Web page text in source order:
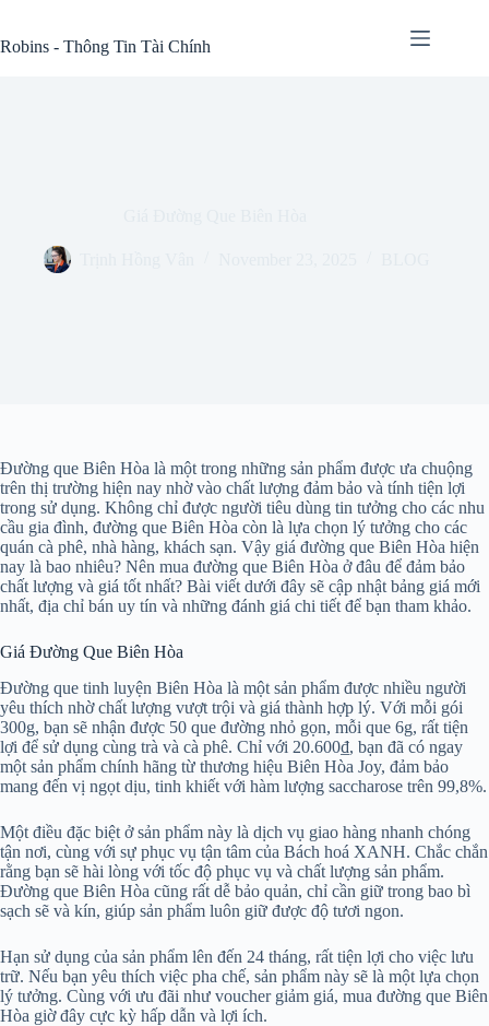
content
Robins - Thông Tin Tài Chính
Đường que Biên Hòa là một trong những sản phẩm được ưa chuộng
trên thị trường hiện nay nhờ vào chất lượng đảm bảo và tính tiện lợi
trong sử dụng. Không chỉ được người tiêu dùng tin tưởng cho các nhu
cầu gia đình, đường que Biên Hòa còn là lựa chọn lý tưởng cho các
quán cà phê, nhà hàng, khách sạn. Vậy giá đường que Biên Hòa hiện
nay là bao nhiêu? Nên mua đường que Biên Hòa ở đâu để đảm bảo
chất lượng và giá tốt nhất? Bài viết dưới đây sẽ cập nhật bảng giá mới
nhất, địa chỉ bán uy tín và những đánh giá chi tiết để bạn tham khảo.
Giá Đường Que Biên Hòa
Đường que tinh luyện Biên Hòa là một sản phẩm được nhiều người
yêu thích nhờ chất lượng vượt trội và giá thành hợp lý. Với mỗi gói
300g, bạn sẽ nhận được 50 que đường nhỏ gọn, mỗi que 6g, rất tiện
lợi để sử dụng cùng trà và cà phê. Chỉ với 20.600₫, bạn đã có ngay
một sản phẩm chính hãng từ thương hiệu Biên Hòa Joy, đảm bảo
mang đến vị ngọt dịu, tinh khiết với hàm lượng saccharose trên 99,8%.
Một điều đặc biệt ở sản phẩm này là dịch vụ giao hàng nhanh chóng
tận nơi, cùng với sự phục vụ tận tâm của Bách hoá XANH. Chắc chắn
rằng bạn sẽ hài lòng với tốc độ phục vụ và chất lượng sản phẩm.
Đường que Biên Hòa cũng rất dễ bảo quản, chỉ cần giữ trong bao bì
sạch sẽ và kín, giúp sản phẩm luôn giữ được độ tươi ngon.
Hạn sử dụng của sản phẩm lên đến 24 tháng, rất tiện lợi cho việc lưu
trữ. Nếu bạn yêu thích việc pha chế, sản phẩm này sẽ là một lựa chọn
lý tưởng. Cùng với ưu đãi như voucher giảm giá, mua đường que Biên
Hòa giờ đây cực kỳ hấp dẫn và lợi ích.